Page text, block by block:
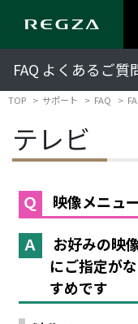
FAQ よくあるご質
TOP サポート FAQ
テレビ